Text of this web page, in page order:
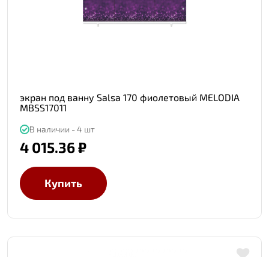
экран под ванну Salsa 170 фиолетовый MELODIA
MBSS17011
В наличии - 4 шт
4 015.36 ₽
Купить